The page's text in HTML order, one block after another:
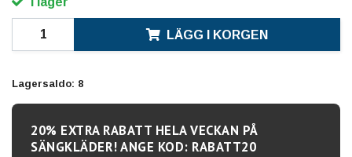
LÄGG I KORGEN
Lagersaldo: 8
20% EXTRA RABATT HELA VECKAN PÅ
SÄNGKLÄDER! ANGE KOD: RABATT20